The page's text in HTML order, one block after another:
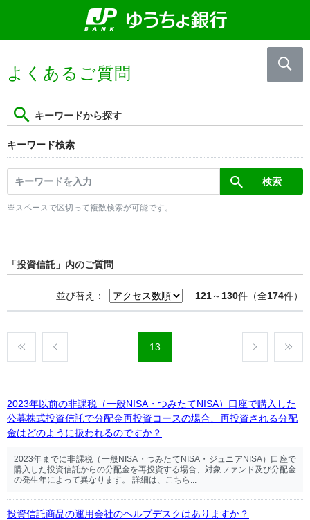
よくあるご質問
キーワードから探す
キーワード検索
※スペースで区切って複数検索が可能です。
「投資信託」内のご質問
並び替え： 121～ 130件（全174件）
13
2023年以前の非課税（一般NISA・つみたてNISA）口座で購入した
公募株式投資信託で分配金再投資コースの場合、再投資される分配
金はどのように扱われるのですか？
2023年までに非課税（一般NISA・つみたてNISA・ジュニアNISA）口座で
購入した投資信託からの分配金を再投資する場合、対象ファンド及び分配金
の発生年によって異なります。 詳細は、こちら...
投資信託商品の運用会社のヘルプデスクはありますか？